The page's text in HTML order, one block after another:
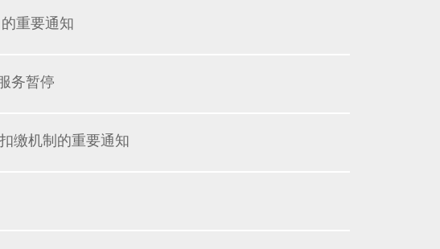
重要通知
务暂停
缴机制的重要通知